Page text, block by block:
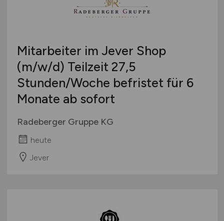
Mitarbeiter im Jever Shop
(m/w/d) Teilzeit 27,5
Stunden/Woche befristet für 6
Monate ab sofort
Radeberger Gruppe KG
heute
Jever